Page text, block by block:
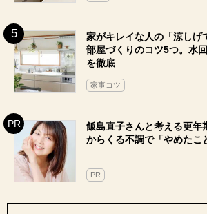
家がキレイな人の「涼しげ
部屋づくりのコツ5つ。水
を徹底
家事コツ
飯島直子さんと考える更年
からくる不調で「やめたこ
PR